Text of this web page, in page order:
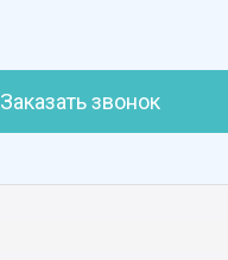
Заказать звонок